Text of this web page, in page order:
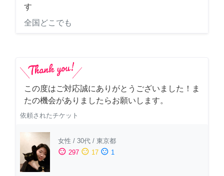
す
全国どこでも
この度はご対応誠にありがとうございました！ま
たの機会がありましたらお願いします。
依頼されたチケット
女性 / 30代 / 東京都
sentiment_satisfied 297 sentiment_neutral 17 sentiment_dissatisfied 1